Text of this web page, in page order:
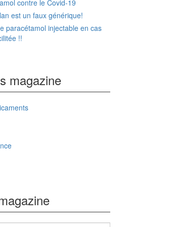
contre le Covid-19
est un faux générique!
paracétamol injectable en cas
!!
magazine